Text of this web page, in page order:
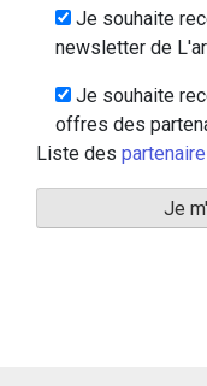
Je souhaite
newsletter de
Je souhaite
offres des
Liste des